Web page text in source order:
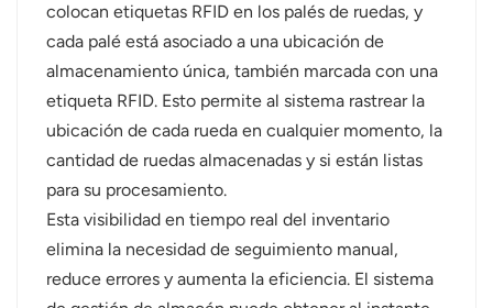
colocan etiquetas RFID en los palés de ruedas, y
cada palé está asociado a una ubicación de
almacenamiento única, también marcada con una
etiqueta RFID. Esto permite al sistema rastrear la
ubicación de cada rueda en cualquier momento, la
cantidad de ruedas almacenadas y si están listas
para su procesamiento.
Esta visibilidad en tiempo real del inventario
elimina la necesidad de seguimiento manual,
reduce errores y aumenta la eficiencia. El sistema